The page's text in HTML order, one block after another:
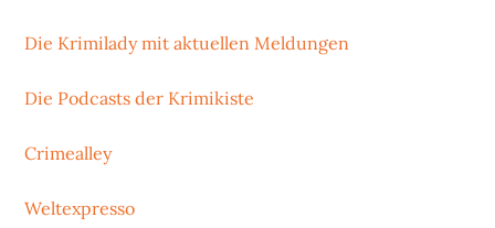
Die Krimilady mit aktuellen Meldungen
Die Podcasts der Krimikiste
Crimealley
Weltexpresso